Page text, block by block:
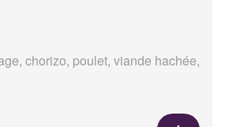
chorizo, poulet, viande hachée,